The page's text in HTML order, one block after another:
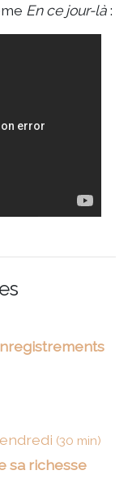
En ce jour-là:
(30 min)
sa richesse